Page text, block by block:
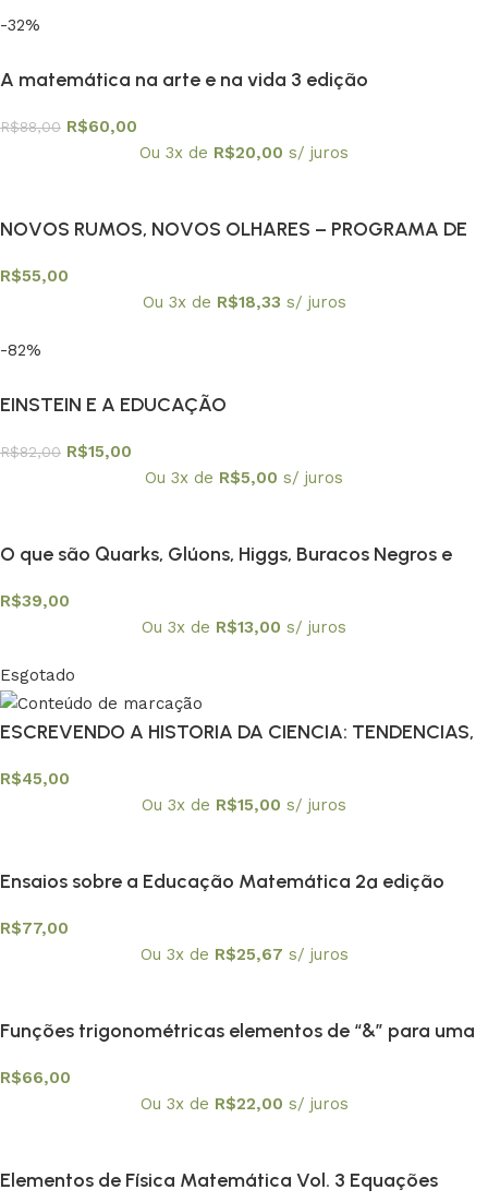
-32%
A matemática na arte e na vida 3 edição
R$88,00 R$60,00
Ou 3x de R$20,00 s/ juros
NOVOS RUMOS, NOVOS OLHARES – PROGRAMA DE
R$55,00
Ou 3x de R$18,33 s/ juros
-82%
EINSTEIN E A EDUCAÇÃO
R$82,00 R$15,00
Ou 3x de R$5,00 s/ juros
O que são Quarks, Glúons, Higgs, Buracos Negros e
R$39,00
Ou 3x de R$13,00 s/ juros
Esgotado
ESCREVENDO A HISTORIA DA CIENCIA: TENDENCIAS,
R$45,00
Ou 3x de R$15,00 s/ juros
Ensaios sobre a Educação Matemática 2ª edição
R$77,00
Ou 3x de R$25,67 s/ juros
Funções trigonométricas elementos de “&” para uma
R$66,00
Ou 3x de R$22,00 s/ juros
Elementos de Física Matemática Vol. 3 Equações